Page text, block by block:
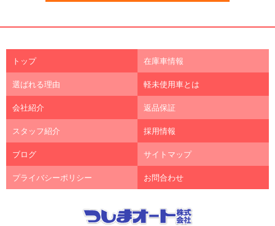
トップ 在庫車情報
選ばれる理由 軽未使用車とは
会社紹介 返品保証
スタッフ紹介 採用情報
ブログ サイトマップ
プライバシーポリシー お問合わせ